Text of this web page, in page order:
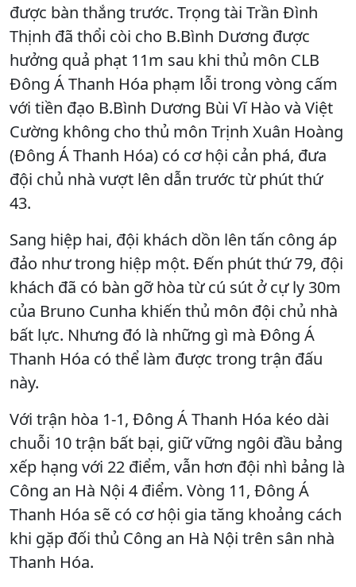
được bàn thắng trước. Trọng tài Trần Đình
Thịnh đã thổi còi cho B.Bình Dương được
hưởng quả phạt 11m sau khi thủ môn CLB
Đông Á Thanh Hóa phạm lỗi trong vòng cấm
với tiền đạo B.Bình Dương Bùi Vĩ Hào và Việt
Cường không cho thủ môn Trịnh Xuân Hoàng
(Đông Á Thanh Hóa) có cơ hội cản phá, đưa
đội chủ nhà vượt lên dẫn trước từ phút thứ
43.
Sang hiệp hai, đội khách dồn lên tấn công áp
đảo như trong hiệp một. Đến phút thứ 79, đội
khách đã có bàn gỡ hòa từ cú sút ở cự ly 30m
của Bruno Cunha khiến thủ môn đội chủ nhà
bất lực. Nhưng đó là những gì mà Đông Á
Thanh Hóa có thể làm được trong trận đấu
này.
Với trận hòa 1-1, Đông Á Thanh Hóa kéo dài
chuỗi 10 trận bất bại, giữ vững ngôi đầu bảng
xếp hạng với 22 điểm, vẫn hơn đội nhì bảng là
Công an Hà Nội 4 điểm. Vòng 11, Đông Á
Thanh Hóa sẽ có cơ hội gia tăng khoảng cách
khi gặp đối thủ Công an Hà Nội trên sân nhà
Thanh Hóa.